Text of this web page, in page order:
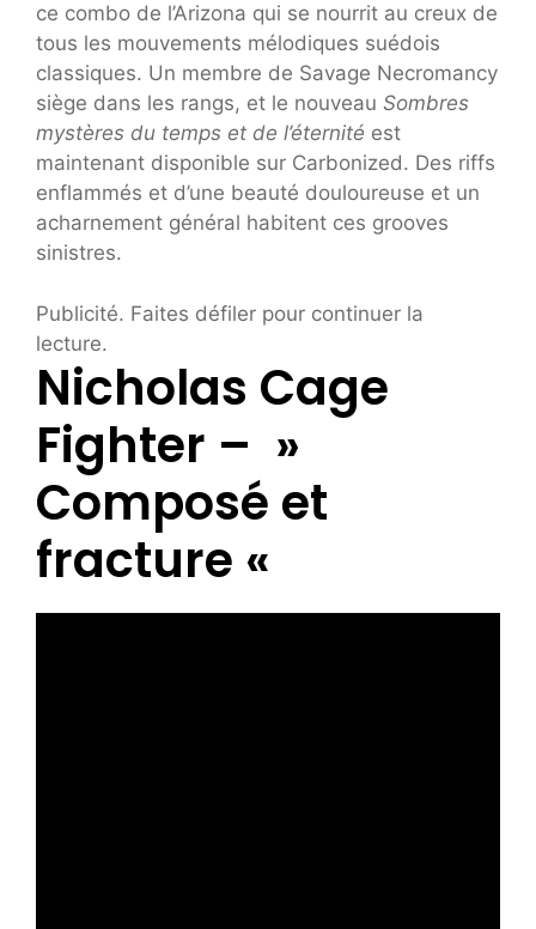
ce combo de l’Arizona qui se nourrit au creux de
tous les mouvements mélodiques suédois
classiques. Un membre de Savage Necromancy
siège dans les rangs, et le nouveau Sombres
mystères du temps et de l’éternité est
maintenant disponible sur Carbonized. Des riffs
enflammés et d’une beauté douloureuse et un
acharnement général habitent ces grooves
sinistres.
Publicité. Faites défiler pour continuer la
lecture.
Nicholas Cage
Fighter – »
Composé et
fracture «